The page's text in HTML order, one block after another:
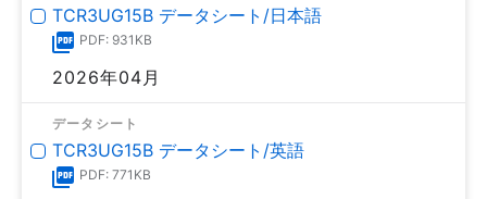
TCR3UG15B データシート/日本語
PDF: 931KB
2026年04月
データシート
TCR3UG15B データシート/英語
PDF: 771KB